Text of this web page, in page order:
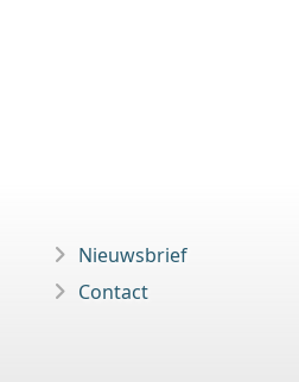
Nieuwsbrief
Contact